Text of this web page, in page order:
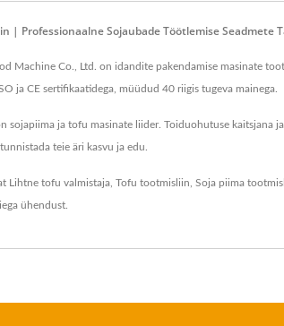
| Professionaalne Sojaubade Töötlemise
Machine Co., Ltd. on idandite pakendamise masinate
ja CE sertifikaatidega, müüdud 40 riigis tugeva mainega.
sojapiima ja tofu masinate liider. Toiduohutuse
teie äri kasvu ja edu.
Lihtne tofu valmistaja Tofu tootmisliin Soja piima
ühendust